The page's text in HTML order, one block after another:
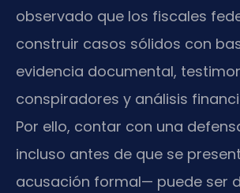
observado que los fiscales
construir casos sólidos con
evidencia documental,
conspiradores y análisis
Por ello, contar con una
incluso antes de que se
acusación formal— puede ser